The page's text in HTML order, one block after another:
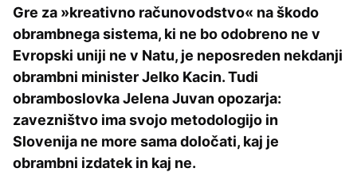
Gre za »kreativno računovodstvo« na škodo
obrambnega sistema, ki ne bo odobreno ne v
Evropski uniji ne v Natu, je neposreden nekdanji
obrambni minister Jelko Kacin. Tudi
obramboslovka Jelena Juvan opozarja:
zavezništvo ima svojo metodologijo in
Slovenija ne more sama določati, kaj je
obrambni izdatek in kaj ne.